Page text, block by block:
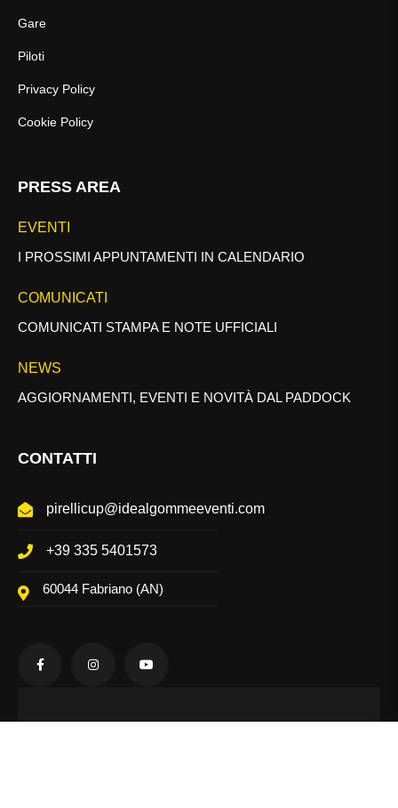
Gare
Piloti
Privacy Policy
Cookie Policy
PRESS AREA
EVENTI
I PROSSIMI APPUNTAMENTI IN CALENDARIO
COMUNICATI
COMUNICATI STAMPA E NOTE UFFICIALI
NEWS
AGGIORNAMENTI, EVENTI E NOVITÀ DAL PADDOCK
CONTATTI
pirellicup@idealgommeeventi.com
+39 335 5401573
60044 Fabriano (AN)